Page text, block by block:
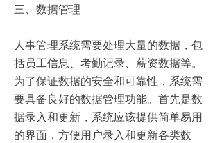
三、数据管理
人事管理系统需要处理大量的数据，包
括员工信息、考勤记录、薪资数据等。
为了保证数据的安全和可靠性，系统需
要具备良好的数据管理功能。首先是数
据录入和更新，系统应该提供简单易用
的界面，方便用户录入和更新各类数